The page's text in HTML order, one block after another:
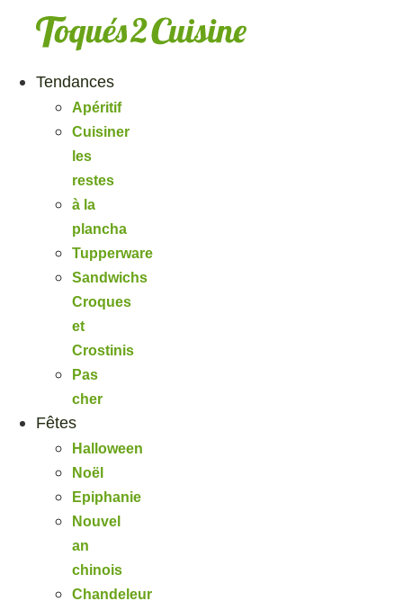
Tendances
Apéritif
Cuisiner
les
restes
à la
plancha
Tupperware
Sandwichs
Croques
et
Crostinis
Pas
cher
Fêtes
Halloween
Noël
Epiphanie
Nouvel
an
chinois
Chandeleur